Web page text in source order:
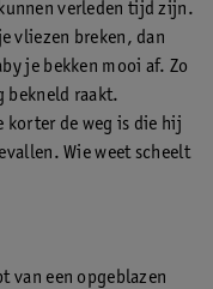
verleden tijd zijn.
vliezen breken, dan
je bekken mooi af. Zo
bekneld raakt.
korter de weg is die hij
Wie weet scheelt
van een opgeblazen